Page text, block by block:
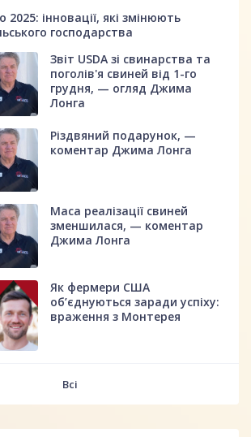
2025: інновації, які змінюють
господарства
Звіт USDA зі свинарства та
поголів'я свиней від 1-го
грудня, — огляд Джима
Лонга
Різдвяний подарунок, —
коментар Джима Лонга
Маса реалізації свиней
зменшилася, — коментар
Джима Лонга
Як фермери США
об’єднуються заради успіху:
враження з Монтерея
Всі